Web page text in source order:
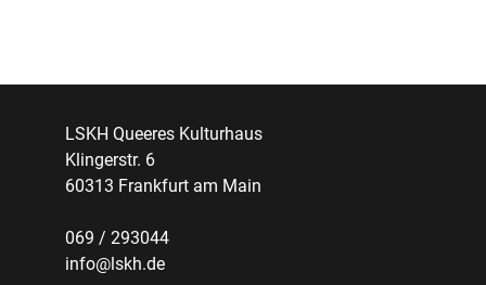
LSKH Queeres Kulturhaus
Klingerstr. 6
60313 Frankfurt am Main
069 / 293044
info@lskh.de